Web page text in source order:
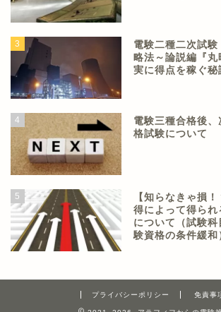
3
電験二種二次試
略法～論説編『
実に得点を稼ぐ秘
4
電験三種合格後
格試験について
5
【知らなきゃ損
得によって得ら
について（試験
験資格の条件緩和
プライバシーポリシー 免責事
ブロ